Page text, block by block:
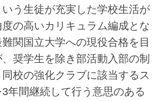
う生徒が充実した学校生活が
の高いカリキュラム編成とな
関国立大学への現役合格を目
奨学生を除き部活動入部の制
校の強化クラブに該当するス
年間継続して行う意思のある